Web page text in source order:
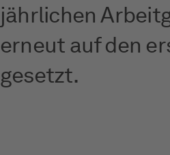
jährlichen
erneut auf den
gesetzt.